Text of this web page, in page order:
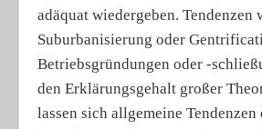
adäquat wiedergeben. Tendenzen
Suburbanisierung oder
Betriebsgründungen oder -
den Erklärungsgehalt großer
lassen sich allgemeine Tendenzen